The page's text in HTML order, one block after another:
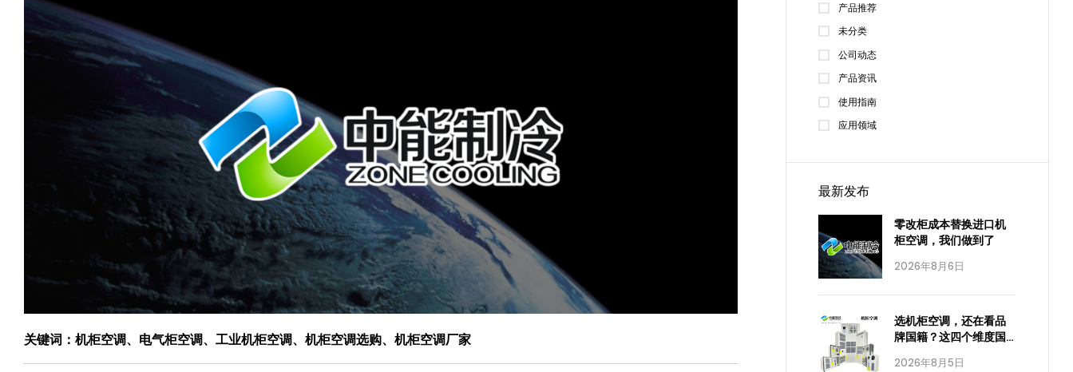
关键词：机柜空调、电气柜空调、工业机柜空调、机柜空调选购、机柜空调厂家
产品推荐
未分类
公司动态
产品资讯
使用指南
应用领域
最新发布
2026年8月6日
零改柜成本替换进口机
柜空调，我们做到了
2026年8月5日
选机柜空调，还在看品
牌国籍？这四个维度国